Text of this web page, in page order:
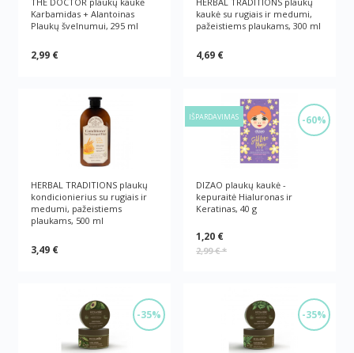
Karbamidas + Alantoinas
Plaukų švelnumui, 295 ml
2,99 €
kaukė su rugiais ir medumi,
pažeistiems plaukams, 300 ml
4,69 €
HERBAL TRADITIONS plaukų
kondicionierius su rugiais ir
medumi, pažeistiems
plaukams, 500 ml
3,49 €
-60%
IŠPARDAVIMAS
DIZAO plaukų kaukė -
kepuraitė Hialuronas ir
Keratinas, 40 g
1,20 €
2,99 €*
-35% -35%